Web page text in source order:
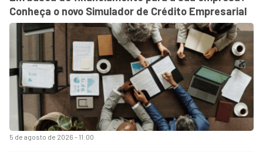
5 de agosto de 2026 - 11:00
Conheça o novo Simulador de Crédito Empresarial